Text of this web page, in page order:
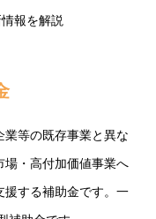
報を解説
等の既存事業と異な
場・高付加価値事業へ
援する補助金です。一